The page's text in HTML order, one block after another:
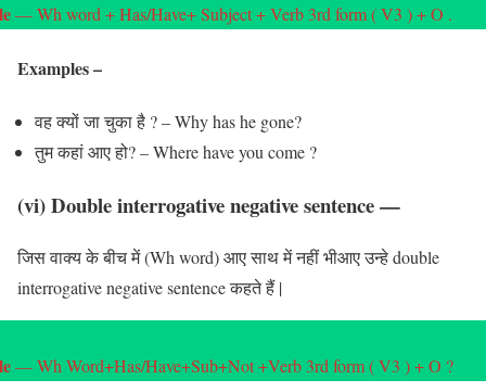
— Wh word + Has/Have+ Subject + Verb 3rd form ( V3 ) + O .
Examples–
वह क्यों जा चुका है ? – Why has he gone?
तुम कहां आए हो? – Where have you come ?
(vi) Double interrogative negative sentence—
जिस वाक्य के बीच में (Wh word) आए साथ में नहीं भीआए उन्हे double
interrogative negative sentence कहते हैं |
— Wh Word+Has/Have+Sub+Not +Verb 3rd form ( V3 ) + O ?